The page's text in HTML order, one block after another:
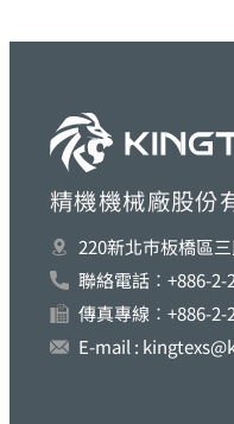
精機機械廠股份
220新北巿板橋區
聯絡電話︰+886-2-
傳真專線︰+886-2-
E-mail :